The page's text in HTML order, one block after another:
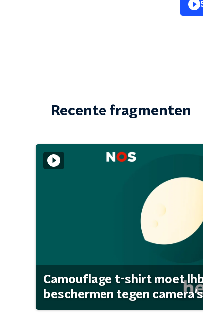
Recente fragmenten
Camouflage t-shirt moet
beschermen tegen